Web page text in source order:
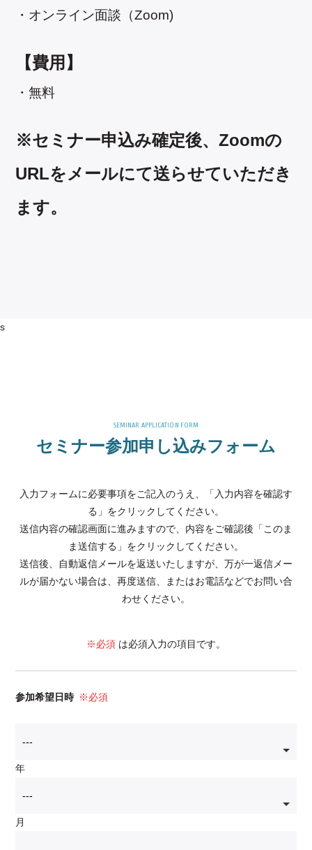
・オンライン面談（Zoom)
【費用】
・無料
※セミナー申込み確定後、Zoomの
URLをメールにて送らせていただき
ます。
s
セミナー参加申し込みフォーム
入力フォームに必要事項をご記入のうえ、「入力内容を確認す
る」をクリックしてください。
送信内容の確認画面に進みますので、内容をご確認後「このま
ま送信する」をクリックしてください。
送信後、自動返信メールを返送いたしますが、万が一返信メー
ルが届かない場合は、再度送信、またはお電話などでお問い合
わせください。
※必須 は必須入力の項目です。
参加希望日時 ※必須
年
月